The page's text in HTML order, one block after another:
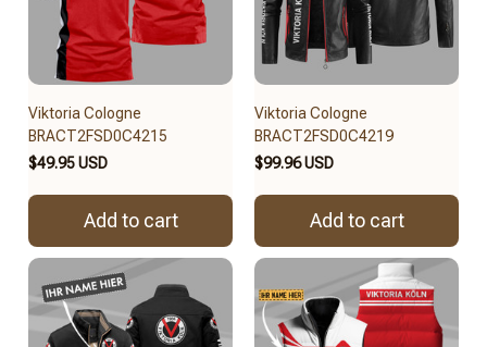
Viktoria Cologne
BRACT2FSD0C4215
$49.95 USD
Add to cart
Viktoria Cologne
BRACT2FSD0C4219
$99.96 USD
Add to cart